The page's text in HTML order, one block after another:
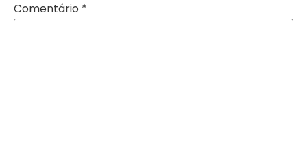
Comentário *